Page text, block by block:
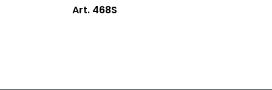
Art. 468S